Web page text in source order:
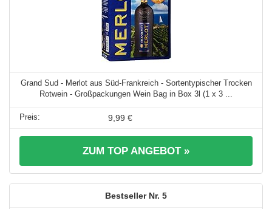
Grand Sud - Merlot aus Süd-Frankreich - Sortentypischer Trocken
Rotwein - Großpackungen Wein Bag in Box 3l (1 x 3 ...
9,99 €
ZUM TOP ANGEBOT »
5